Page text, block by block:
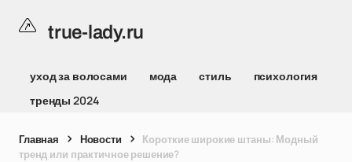
true-lady.ru
уход за волосами мода стиль
психология
тренды 2024
Главная Новости
Короткие широкие штаны: Модный
тренд или практичное решение?